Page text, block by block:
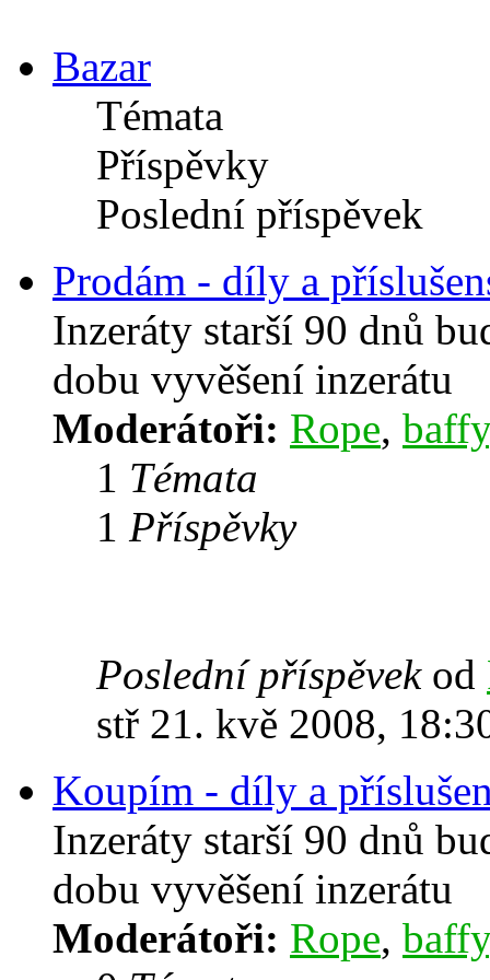
Bazar
Témata
Příspěvky
Poslední příspěvek
Prodám - díly a
Inzeráty starší 90 dnů
dobu vyvěšení inzerátu
Moderátoři: Rope, baffy
1 Témata
1 Příspěvky
Poslední příspěvekod
stř 21. kvě 2008,
Koupím - díly a
Inzeráty starší 90 dnů
dobu vyvěšení inzerátu
Moderátoři: Rope, baffy